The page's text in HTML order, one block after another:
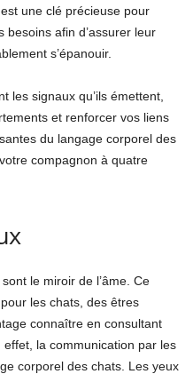
une clé précieuse pour
afin d’assurer leur
s’épanouir.
les signaux qu’ils émettent,
et renforcer vos liens
du langage corporel des
compagnon à quatre
le miroir de l’âme. Ce
les chats, des êtres
connaître en consultant
effet, la communication par les
corporel des chats. Les yeux